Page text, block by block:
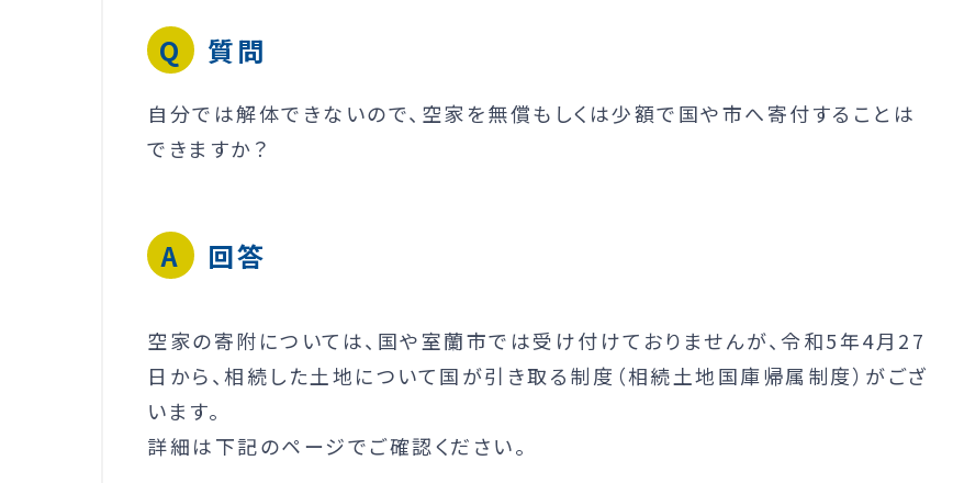
質問
自分では解体できないので、空家を無償もしくは少額で国や市へ寄付することは
できますか？
回答
空家の寄附については、国や室蘭市では受け付けておりませんが、令和5年4月27
日から、相続した土地について国が引き取る制度（相続土地国庫帰属制度）がござ
います。
詳細は下記のページでご確認ください。